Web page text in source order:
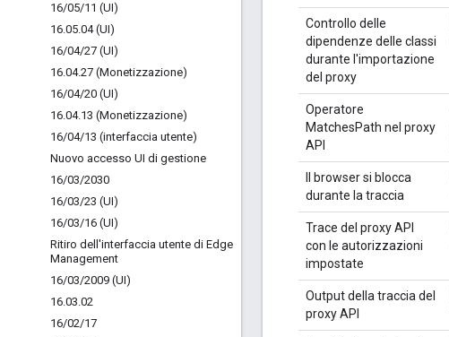
16/05/11 (UI)
16.05.04 (UI)
16/04/27 (UI)
16.04.27 (Monetizzazione)
16/04/20 (UI)
16.04.13 (Monetizzazione)
16/04/13 (interfaccia utente)
Nuovo accesso UI di gestione
16/03/2030
16/03/23 (UI)
16/03/16 (UI)
Ritiro dell'interfaccia utente di Edge
Management
16/03/2009 (UI)
16.03.02
16/02/17
Controllo delle
dipendenze delle classi
durante l'importazione
del proxy
Operatore
MatchesPath nel proxy
API
Il browser si blocca
durante la traccia
Trace del proxy API
con le autorizzazioni
impostate
Output della traccia del
proxy API